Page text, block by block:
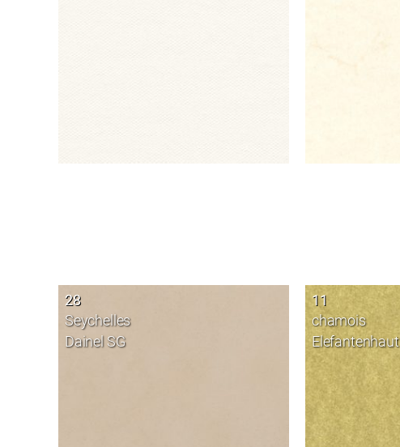
28
Seychelles
Dainel SG
11
chamois
Elefantenhaut